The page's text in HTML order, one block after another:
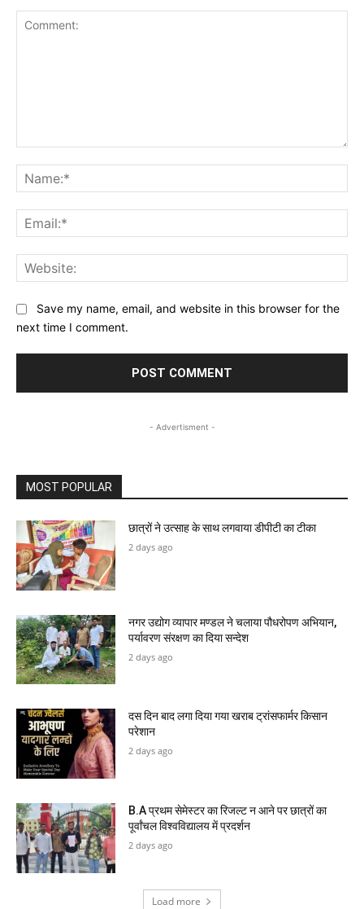
Save my name, email, and website in this browser for the
next time I comment.
- Advertisment -
MOST POPULAR
छात्रों ने उत्साह के साथ लगवाया डीपीटी का टीका
2 days ago
नगर उद्योग व्यापार मण्डल ने चलाया पौधरोपण अभियान,
पर्यावरण संरक्षण का दिया सन्देश
2 days ago
दस दिन बाद लगा दिया गया खराब ट्रांसफार्मर किसान
परेशान
2 days ago
B.A प्रथम सेमेस्टर का रिजल्ट न आने पर छात्रों का
पूर्वांचल विश्वविद्यालय में प्रदर्शन
2 days ago
Load more